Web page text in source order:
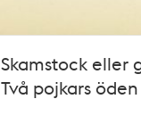
Skamstock eller
Två pojkars öden